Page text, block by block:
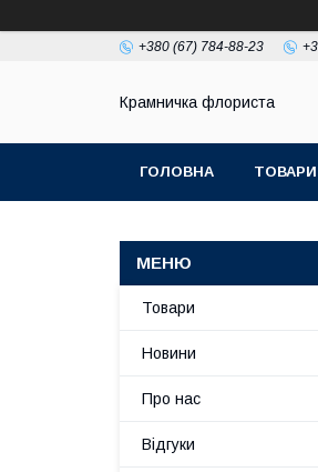
+380 (67) 784-88-23
Крамничка флориста
ГОЛОВНА ТОВАРИ
Товари
Новини
Про нас
Відгуки